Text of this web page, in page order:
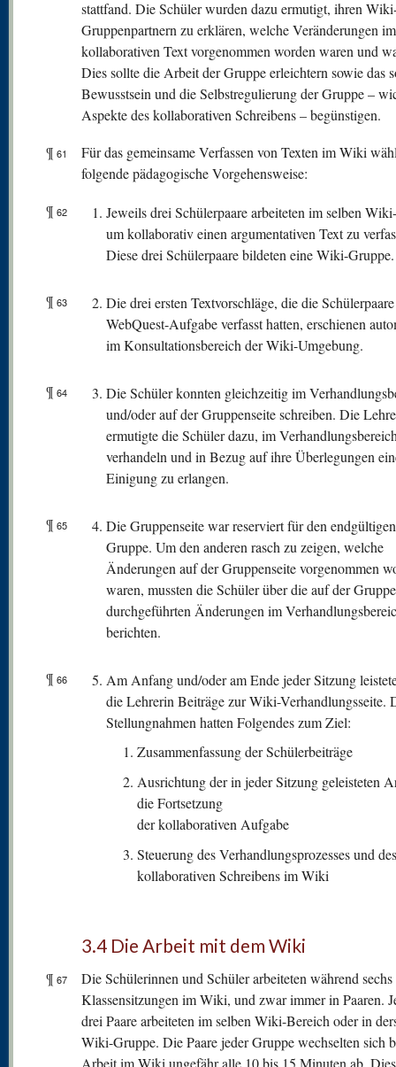
stattfand. Die Schüler wurden dazu ermutigt, ihren
Gruppenpartnern zu erklären, welche Veränderungen im
kollaborativen Text vorgenommen worden waren und
Dies sollte die Arbeit der Gruppe erleichtern sowie das
Bewusstsein und die Selbstregulierung der Gruppe –
Aspekte des kollaborativen Schreibens – begünstigen.
¶ 61
Für das gemeinsame Verfassen von Texten im Wiki
folgende pädagogische Vorgehensweise:
¶ 62
Jeweils drei Schülerpaare arbeiteten im selben
um kollaborativ einen argumentativen Text zu
Diese drei Schülerpaare bildeten eine Wiki-Gruppe.
¶ 63
Die drei ersten Textvorschläge, die die
WebQuest-Aufgabe verfasst hatten, erschienen
im Konsultationsbereich der Wiki-Umgebung.
¶ 64
Die Schüler konnten gleichzeitig im
und/oder auf der Gruppenseite schreiben. Die
ermutigte die Schüler dazu, im
verhandeln und in Bezug auf ihre Überlegungen
Einigung zu erlangen.
¶ 65
Die Gruppenseite war reserviert für den
Gruppe. Um den anderen rasch zu zeigen, welche
Änderungen auf der Gruppenseite vorgenommen
waren, mussten die Schüler über die auf der
durchgeführten Änderungen im
berichten.
¶ 66
Am Anfang und/oder am Ende jeder Sitzung
die Lehrerin Beiträge zur Wiki-Verhandlungsseite.
Stellungnahmen hatten Folgendes zum Ziel:
Zusammenfassung der Schülerbeiträge
Ausrichtung der in jeder Sitzung geleisteten
die Fortsetzung
der kollaborativen Aufgabe
Steuerung des Verhandlungsprozesses und des
kollaborativen Schreibens im Wiki
3.4 Die Arbeit mit dem Wiki
¶ 67
Die Schülerinnen und Schüler arbeiteten während sechs
Klassensitzungen im Wiki, und zwar immer in Paaren.
drei Paare arbeiteten im selben Wiki-Bereich oder in
Wiki-Gruppe. Die Paare jeder Gruppe wechselten sich
Arbeit im Wiki ungefähr alle 10 bis 15 Minuten ab.